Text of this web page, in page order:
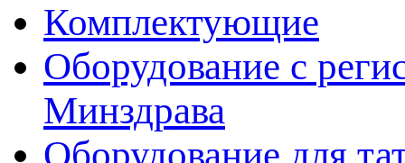
Комплектующие
Оборудование с
Минздрава
Оборудование для